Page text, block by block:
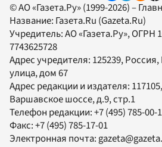
© АО «Газета.Ру» (1999-2026) –
Название: Газета.Ru (Gazeta.Ru)
Учредитель:АО «Газета.Ру», ОГРН
7743625728
Адрес учредителя: 125239,
улица, дом 67
Адрес редакции и издателя: 117105
Варшавское шоссе, д.9, стр.1
Телефон редакции:+7 (495) 785-00-
Факс:+7 (495) 785-17-01
Электронная почта: